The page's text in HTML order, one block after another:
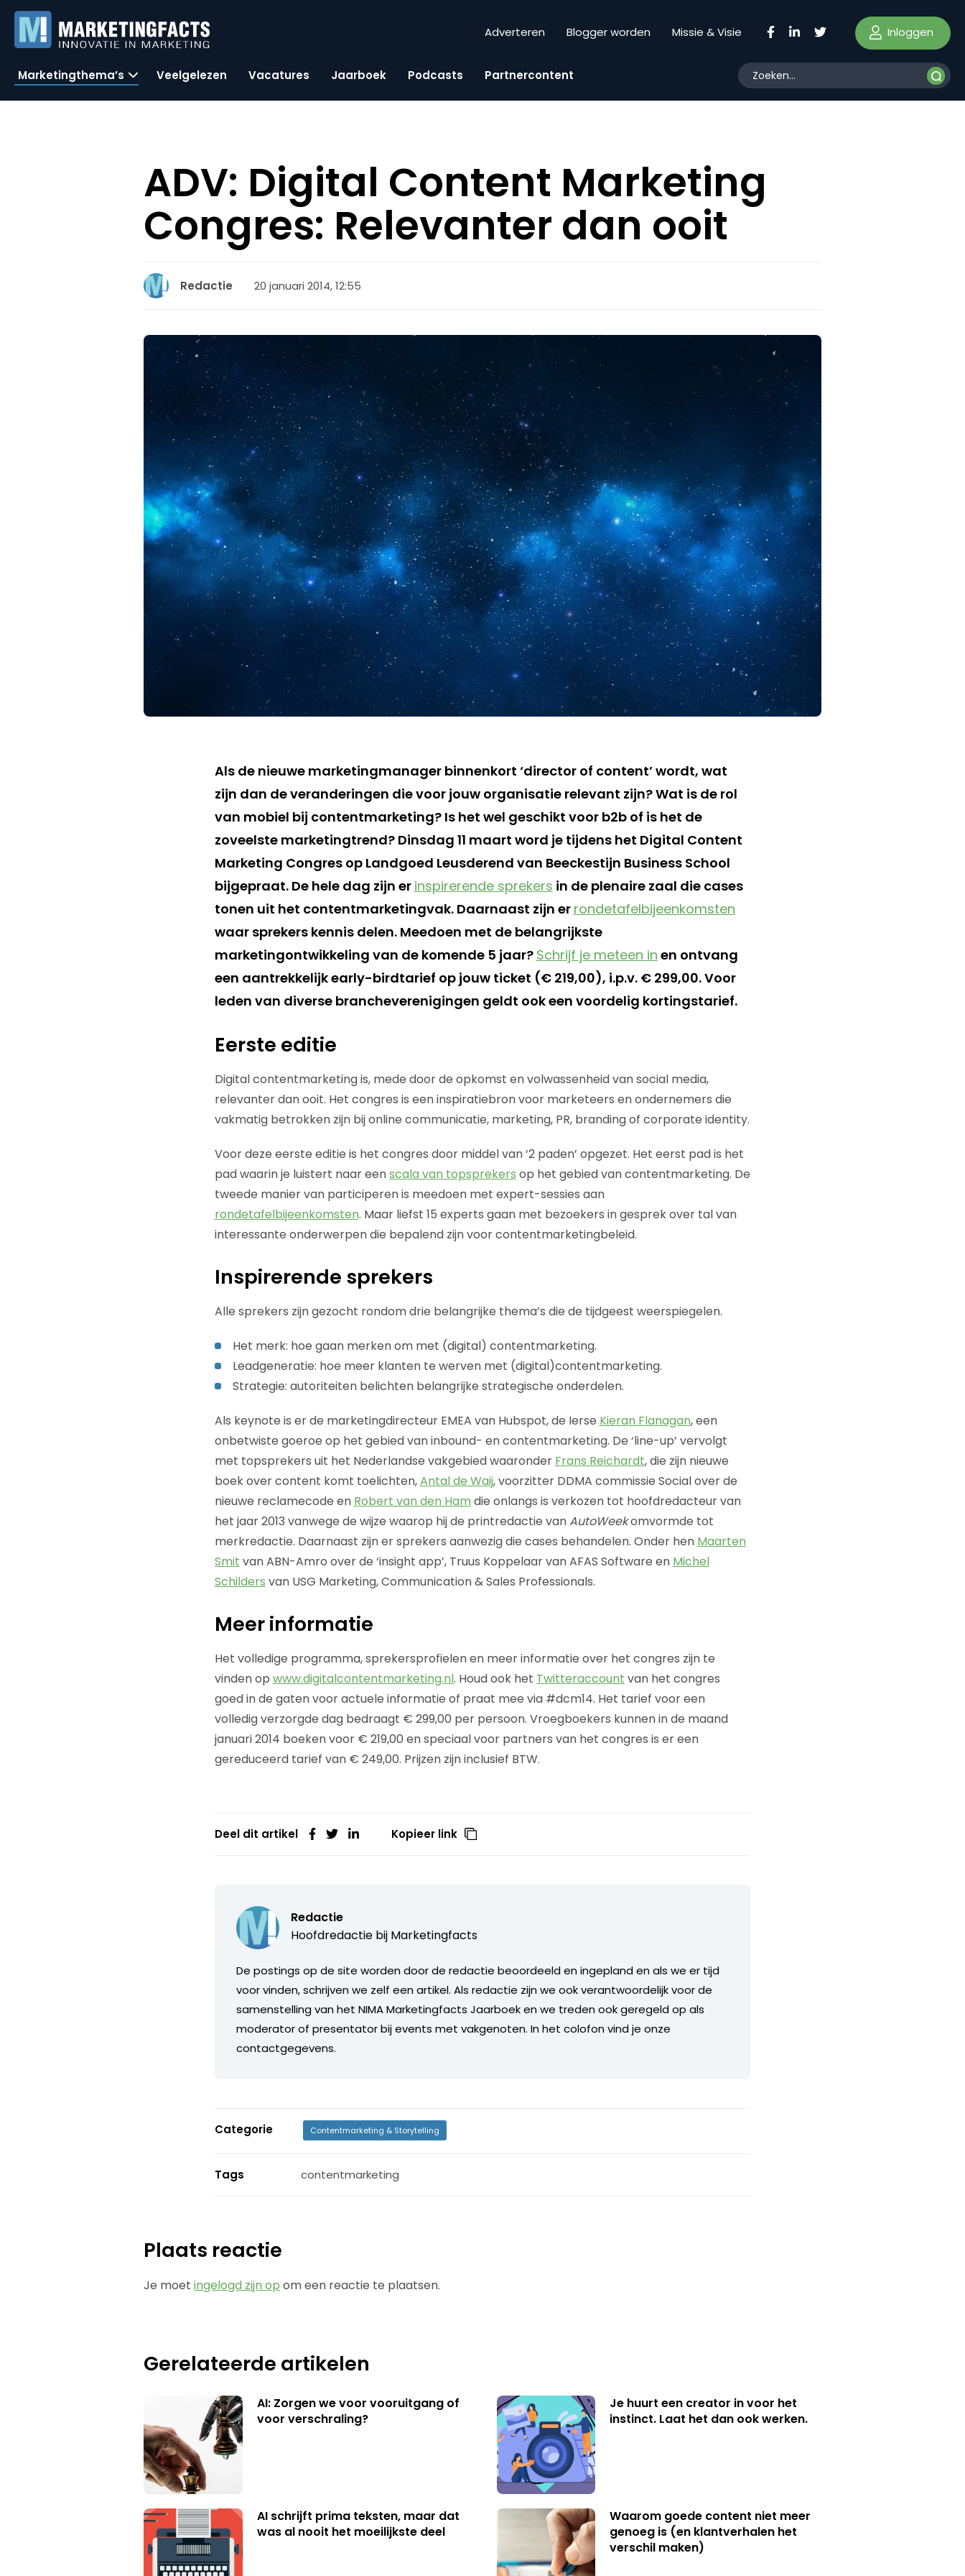
Adverteren Blogger worden Missie & Visie Inloggen
Marketingthema’s Veelgelezen Vacatures Jaarboek Podcasts Partnercontent
ADV: Digital Content Marketing
Congres: Relevanter dan ooit
Redactie 20 januari 2014, 12:55
Als de nieuwe marketingmanager binnenkort ‘director of content’ wordt, wat
zijn dan de veranderingen die voor jouw organisatie relevant zijn? Wat is de rol
van mobiel bij contentmarketing? Is het wel geschikt voor b2b of is het de
zoveelste marketingtrend? Dinsdag 11 maart word je tijdens het Digital Content
Marketing Congres op Landgoed Leusderend van Beeckestijn Business School
bijgepraat. De hele dag zijn er inspirerende sprekers in de plenaire zaal die cases
tonen uit het contentmarketingvak. Daarnaast zijn er rondetafelbijeenkomsten
waar sprekers kennis delen. Meedoen met de belangrijkste
marketingontwikkeling van de komende 5 jaar? Schrijf je meteen in en ontvang
een aantrekkelijk early-birdtarief op jouw ticket (€ 219,00), i.p.v. € 299,00. Voor
leden van diverse brancheverenigingen geldt ook een voordelig kortingstarief.
Eerste editie
Digital contentmarketing is, mede door de opkomst en volwassenheid van social media,
relevanter dan ooit. Het congres is een inspiratiebron voor marketeers en ondernemers die
vakmatig betrokken zijn bij online communicatie, marketing, PR, branding of corporate identity.
Voor deze eerste editie is het congres door middel van ‘2 paden’ opgezet. Het eerst pad is het
pad waarin je luistert naar eenscala van topsprekers op het gebied van contentmarketing. De
tweede manier van participeren is meedoen met expert-sessies aan
rondetafelbijeenkomsten. Maar liefst 15 experts gaan met bezoekers in gesprek over tal van
interessante onderwerpen die bepalend zijn voor contentmarketingbeleid.
Inspirerende sprekers
Alle sprekers zijn gezocht rondom drie belangrijke thema’s die de tijdgeest weerspiegelen.
Het merk: hoe gaan merken om met (digital) contentmarketing.
Leadgeneratie: hoe meer klanten te werven met (digital)contentmarketing.
Strategie: autoriteiten belichten belangrijke strategische onderdelen.
Als keynote is er de marketingdirecteur EMEA van Hubspot, de Ierse Kieran Flanagan, een
onbetwiste goeroe op het gebied van inbound- en contentmarketing. De ‘line-up’ vervolgt
met topsprekers uit het Nederlandse vakgebied waaronder Frans Reichardt, die zijn nieuwe
boek over content komt toelichten,Antal de Waij, voorzitter DDMA commissie Social over de
nieuwe reclamecode en Robert van den Ham die onlangs is verkozen tot hoofdredacteur van
het jaar 2013 vanwege de wijze waarop hij de printredactie vanAutoWeekomvormde tot
merkredactie. Daarnaast zijn er sprekers aanwezig die cases behandelen. Onder hen Maarten
Smit van ABN-Amro over de ‘insight app’, Truus Koppelaar van AFAS Software en Michel
Schilders van USG Marketing, Communication & Sales Professionals.
Meer informatie
Het volledige programma, sprekersprofielen en meer informatie over het congres zijn te
vinden op www.digitalcontentmarketing.nl. Houd ook het Twitteraccount van het congres
goed in de gaten voor actuele informatie of praat mee via #dcm14. Het tarief voor een
volledig verzorgde dag bedraagt € 299,00 per persoon. Vroegboekers kunnen in de maand
januari 2014 boeken voor € 219,00 en speciaal voor partners van het congres is er een
gereduceerd tarief van € 249,00. Prijzen zijn inclusief BTW.
Deel dit artikel Kopieer link
Redactie
Hoofdredactie bij Marketingfacts
De postings op de site worden door de redactie beoordeeld en ingepland en als we er tijd
voor vinden, schrijven we zelf een artikel. Als redactie zijn we ook verantwoordelijk voor de
samenstelling van het NIMA Marketingfacts Jaarboek en we treden ook geregeld op als
moderator of presentator bij events met vakgenoten. In het colofon vind je onze
contactgegevens.
Categorie Contentmarketing & Storytelling
Tags contentmarketing
Plaats reactie
Je moetingelogd zijn op om een reactie te plaatsen.
Gerelateerde artikelen
AI: Zorgen we voor vooruitgang of
voor verschraling?
Je huurt een creator in voor het
instinct. Laat het dan ook werken.
AI schrijft prima teksten, maar dat
was al nooit het moeilijkste deel
Waarom goede content niet meer
genoeg is (en klantverhalen het
verschil maken)